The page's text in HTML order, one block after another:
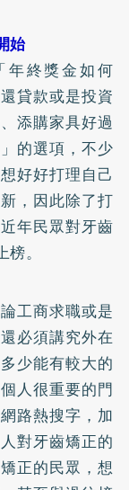
始
年終獎金如何
貸款或是投資
添購家具好過
的選項，不少
好好打理自己
，因此除了打
年民眾對牙齒
榜。
工商求職或是
必須講究外在
少能有較大的
人很重要的門
路熱搜字，加
對牙齒矯正的
正的民眾，想